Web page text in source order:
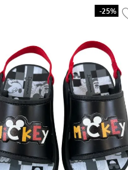
-25%